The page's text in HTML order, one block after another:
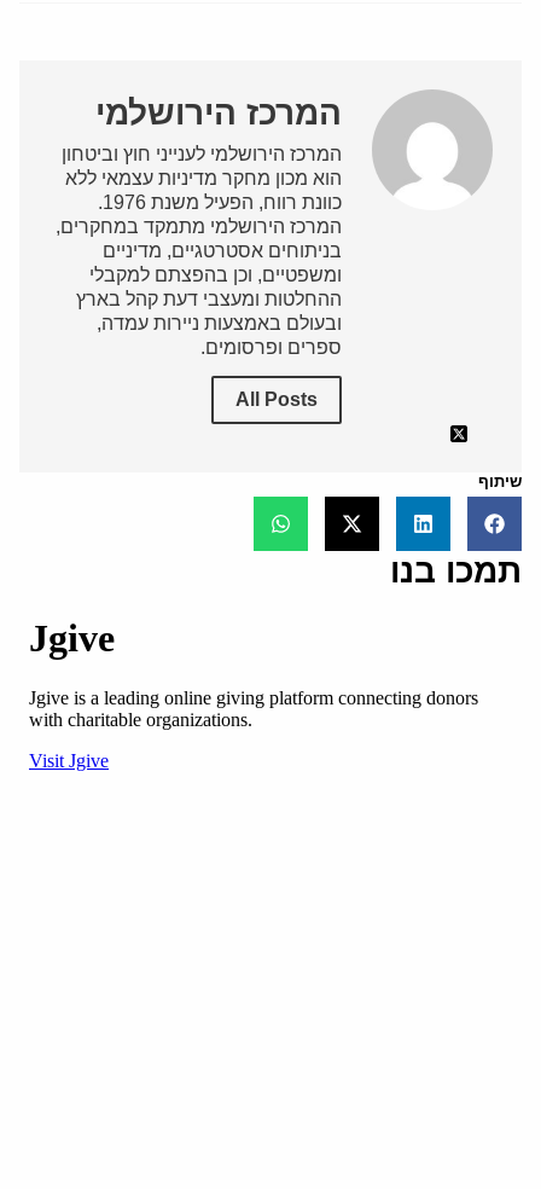
המרכז הירושלמי
המרכז הירושלמי לענייני חוץ וביטחון
הוא מכון מחקר מדיניות עצמאי ללא
כוונת רווח, הפעיל משנת 1976.
המרכז הירושלמי מתמקד במחקרים,
בניתוחים אסטרטגיים, מדיניים
ומשפטיים, וכן בהפצתם למקבלי
ההחלטות ומעצבי דעת קהל בארץ
ובעולם באמצעות ניירות עמדה,
ספרים ופרסומים.
All Posts
שיתוף
תמכו בנו